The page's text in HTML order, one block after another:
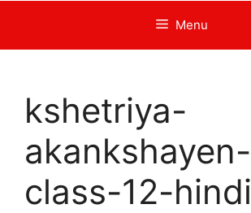
Menu
kshetriya-
akankshayen-
class-12-hindi